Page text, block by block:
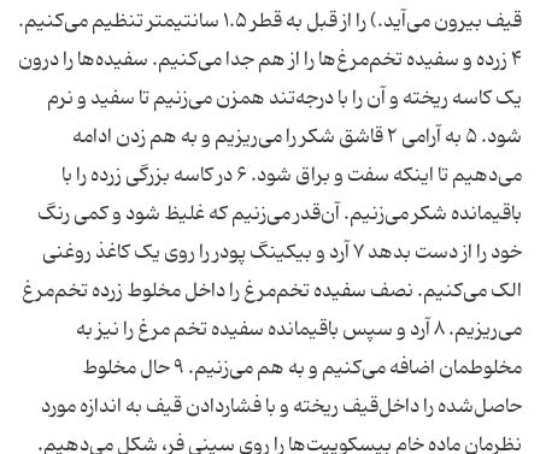
قیف بیرون می‌آید.) را از قبل به قطر ۱.۵ سانتیمتر تنظیم می‌کنیم.
۴ زرده و سفیده تخم‌مرغ‌ها را از هم جدا می‌کنیم. سفیده‌ها را درون
یک کاسه ریخته و آن را با درجه‌تند همزن می‌زنیم تا سفید و نرم
شود. ۵ به آرامی ۲ قاشق شکر را می‌ریزیم و به هم زدن ادامه
می‌دهیم تا اینکه سفت و براق شود. ۶ در کاسه بزرگی زرده را با
باقیمانده شکر می‌زنیم. آن‌قدر می‌زنیم که غلیظ شود و کمی رنگ
خود را از دست بدهد ۷ آرد و بیکینگ پودر را روی یک کاغذ روغنی
الک می‌کنیم. نصف سفیده تخم‌مرغ را داخل مخلوط زرده تخم‌مرغ
می‌ریزیم. ۸ آرد و سپس باقیمانده سفیده تخم مرغ را نیز به
مخلوطمان اضافه می‌کنیم و به هم می‌زنیم. ۹ حال مخلوط
حاصل‌شده را داخل‌قیف ریخته و با فشار‌دادن قیف به اندازه مورد
نظرمان ماده خام بیسکوییت‌ها را روی سینی فر، شکل می‌دهیم.